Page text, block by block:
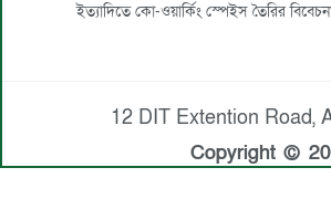
ইত্যাদিতে কো-ওয়ার্কিং স্পেইস তৈরির
12 DIT Extention Road,
Copyright ©